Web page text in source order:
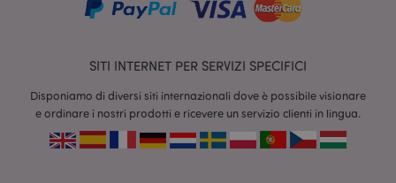
SITI INTERNET PER SERVIZI SPECIFICI
Disponiamo di diversi siti internazionali dove è possibile visionare
e ordinare i nostri prodotti e ricevere un servizio clienti in lingua.